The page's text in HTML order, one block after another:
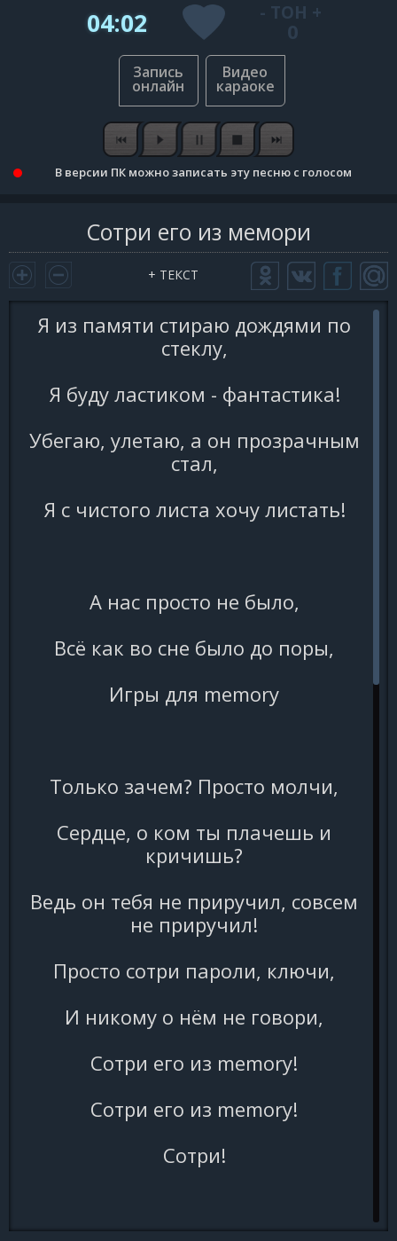
04:02 - ТОН +
0
В версии ПК можно записать эту песню с голосом
Сотри его из мемори
+ ТЕКСТ
Я из памяти стираю дождями по
стеклу,
Я буду ластиком - фантастика!
Убегаю, улетаю, а он прозрачным
стал,
Я с чистого листа хочу листать!
А нас просто не было,
Всё как во сне было до поры,
Игры для memory
Только зачем? Просто молчи,
Сердце, о ком ты плачешь и
кричишь?
Ведь он тебя не приручил, совсем
не приручил!
Просто сотри пароли, ключи,
И никому о нём не говори,
Сотри его из memory!
Сотри его из memory!
Сотри!